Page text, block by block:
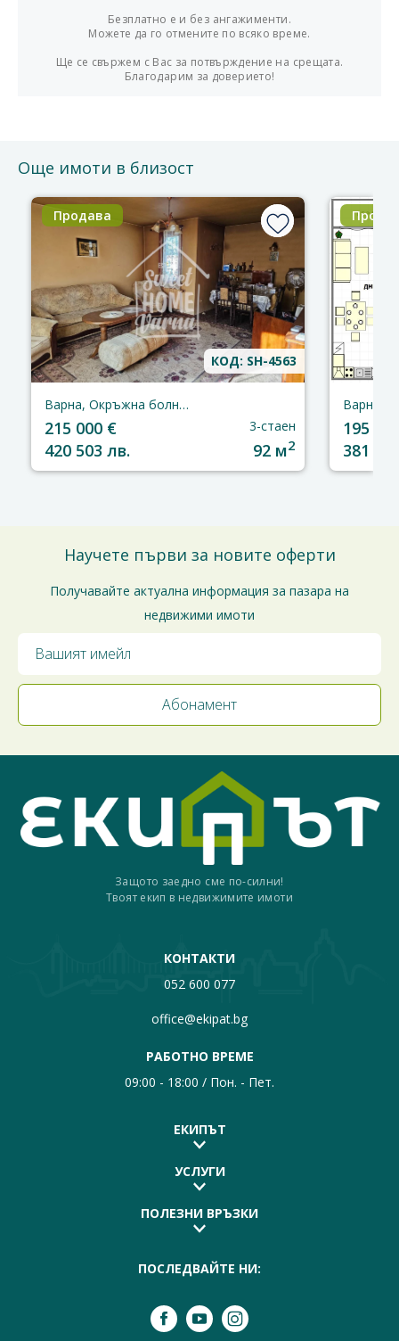
Безплатно е и без ангажименти.
Можете да го отмените по всяко време.
Ще се свържем с Вас за потвърждение на срещата.
Благодарим за доверието!
Още имоти в близост
Продава
КОД: SH-4563
Варна, Окръжна болница
215 000 €
420 503 лв.
3-стаен
92 м2
Варна,
195
381
Научете първи за новите оферти
Получавайте актуална информация за пазара на
недвижими имоти
Защото заедно сме по-силни!
Твоят екип в недвижимите имоти
КОНТАКТИ
052 600 077
office@ekipat.bg
РАБОТНО ВРЕМЕ
09:00 - 18:00 / Пон. - Пет.
ЕКИПЪТ
УСЛУГИ
ПОЛЕЗНИ ВРЪЗКИ
ПОСЛЕДВАЙТЕ НИ: